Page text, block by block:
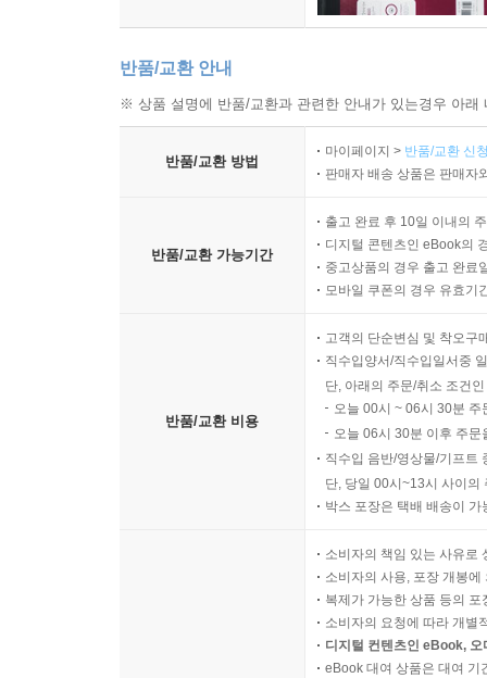
참고문헌
반품/교환 안내
※ 상품 설명에 반품/교환과 관련한 안내가 있는경우 아
반품/교환 방법
마이페이지 > 반품/교환 신
판매자 배송 상품은 판매자
반품/교환 가능기간
출고 완료 후 10일 이내의
디지털 콘텐츠인 eBook의
중고상품의 경우 출고 완료
모바일 쿠폰의 경우 유효기
반품/교환 비용
고객의 단순변심 및 착오구
직수입양서/직수입일서중
단, 아래의 주문/취소 조건
오늘 00시 ~ 06시 30분
오늘 06시 30분 이후 주
직수입 음반/영상물/기프트
단, 당일 00시~13시 사이의
박스 포장은 택배 배송이
소비자의 책임 있는 사유로
소비자의 사용, 포장 개봉
복제가 가능한 상품 등의
소비자의 요청에 따라 개별
디지털 컨텐츠인 eBook,
eBook 대여 상품은 대여 기